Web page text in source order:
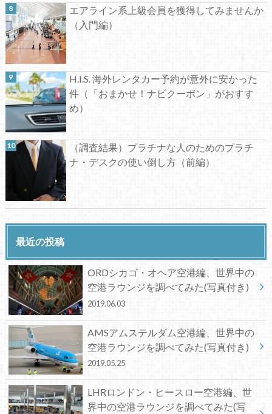
エアライン系上級会員を獲得してみませんか
（入門編）
H.I.S. 海外レンタカー予約が意外に安かった
件（「おまかせ！ナビクーポン」がおすす
め）
（調査結果）プラチナな人のためのプラチ
ナ・デスクの使い倒し方（前編）
最近の投稿
ORDシカゴ・オヘア空港編、世界中の
空港ラウンジを調べてみた(写真付き)
2019.06.03
AMSアムステルダム空港編、世界中の
空港ラウンジを調べてみた(写真付き)
2019.05.25
LHRロンドン・ヒースロー空港編、世
界中の空港ラウンジを調べてみた(写